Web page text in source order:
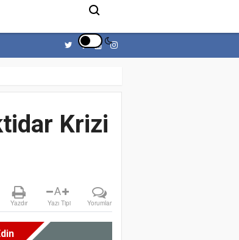
Krizi
Yazdır
A
Yazı Tipi Yorumlar